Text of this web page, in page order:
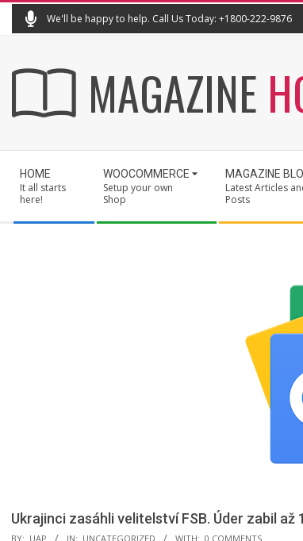
We'll be happy to help. Call Us Today: +1800-222-9876
MAGAZINE
Navigation
Menu
HOME
It all starts
here!
WOOCOMMERCE
Setup your own
Shop
MAGAZINE
Latest Articles
Posts
Ukrajinci zasáhli velitelství FSB. Úder zabil
BY: UAP IN: UNCATEGORIZED WITH: 0 COMMENTS